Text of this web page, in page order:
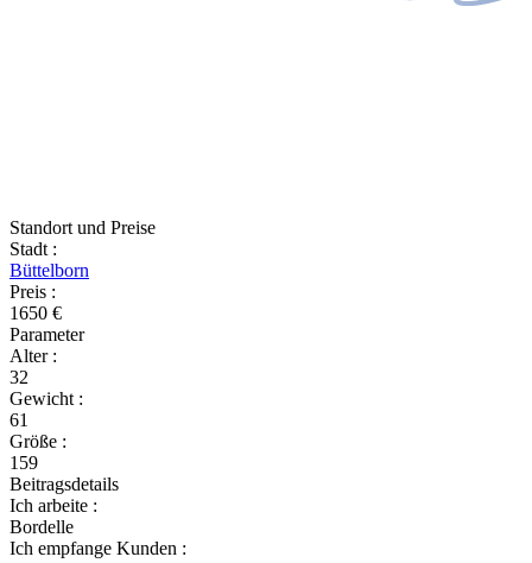
Standort und Preise
Stadt :
Büttelborn
Preis :
1650 €
Parameter
Alter :
32
Gewicht :
61
Größe :
159
Beitragsdetails
Ich arbeite :
Bordelle
Ich empfange Kunden :